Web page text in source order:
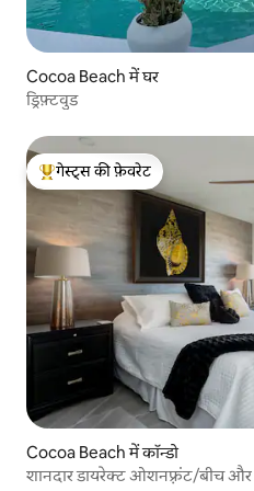
Cocoa Beach में घर
ड्रिफ़्टवुड
गेस्ट्स का टॉप फ़ेवरेट
गेस्ट्स की फ़ेवरेट
Cocoa Beach में कॉन्डो
शानदार डायरेक्ट ओशनफ़्रंट/बीच